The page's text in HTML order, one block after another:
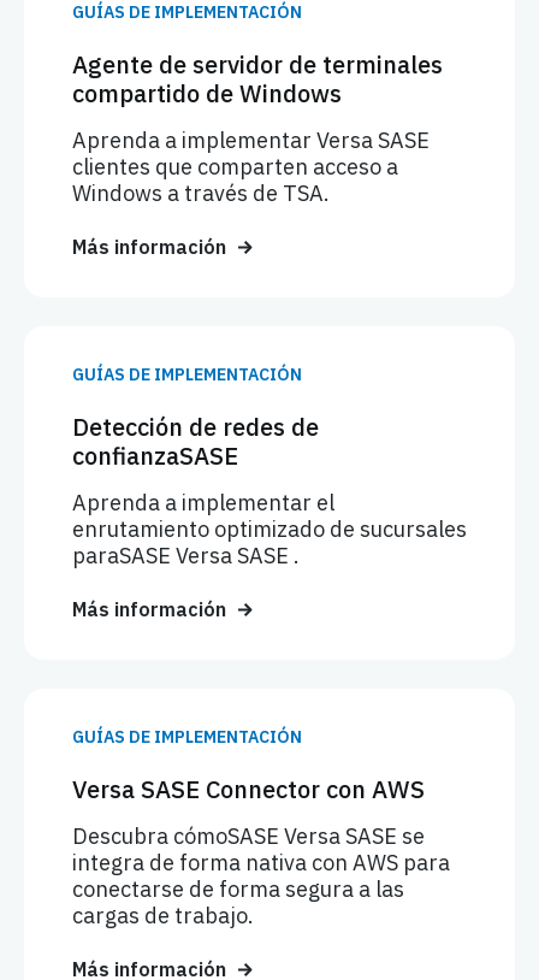
GUÍAS DE IMPLEMENTACIÓN
Agente de servidor de terminales
compartido de Windows
Aprenda a implementar Versa SASE
clientes que comparten acceso a
Windows a través de TSA.
Más información
GUÍAS DE IMPLEMENTACIÓN
Detección de redes de
confianzaSASE
Aprenda a implementar el
enrutamiento optimizado de sucursales
paraSASE Versa SASE .
Más información
GUÍAS DE IMPLEMENTACIÓN
Versa SASE Connector con AWS
Descubra cómoSASE Versa SASE se
integra de forma nativa con AWS para
conectarse de forma segura a las
cargas de trabajo.
Más información